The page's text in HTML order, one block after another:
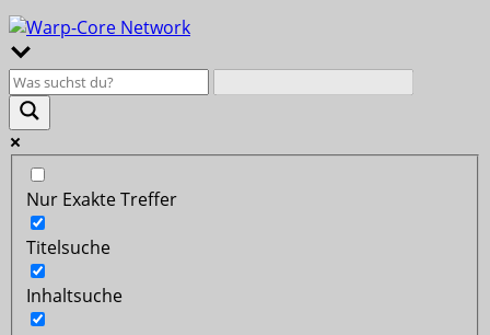
Nur Exakte Treffer
Titelsuche
Inhaltsuche